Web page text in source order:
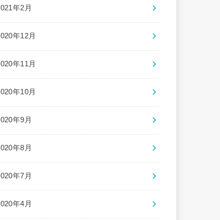
年2月
年12月
年11月
年10月
年9月
年8月
年7月
年4月